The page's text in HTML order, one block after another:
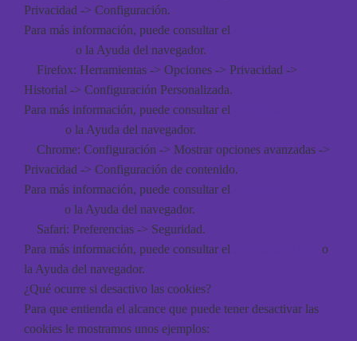
Privacidad -> Configuración.
Para más información, puede consultar el
o la Ayuda del navegador.
Firefox: Herramientas -> Opciones -> Privacidad ->
Historial -> Configuración Personalizada.
Para más información, puede consultar el
o la Ayuda del navegador.
Chrome: Configuración -> Mostrar opciones avanzadas ->
Privacidad -> Configuración de contenido.
Para más información, puede consultar el
o la Ayuda del navegador.
Safari: Preferencias -> Seguridad.
Para más información, puede consultar el
o
la Ayuda del navegador.
¿Qué ocurre si desactivo las cookies?
Para que entienda el alcance que puede tener desactivar las
cookies le mostramos unos ejemplos: